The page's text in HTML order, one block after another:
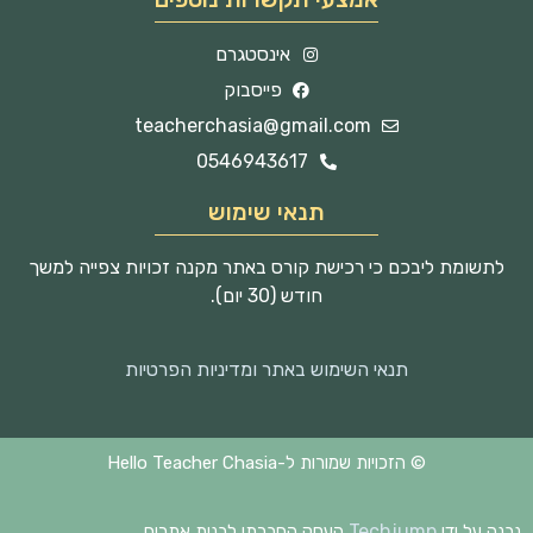
אינסטגרם
פייסבוק
teacherchasia@gmail.com
0546943617
תנאי שימוש
לתשומת ליבכם כי רכישת קורס באתר מקנה זכויות צפייה למשך
חודש (30 יום).
תנאי השימוש באתר ומדיניות הפרטיות
© הזכויות שמורות ל-Hello Teacher Chasia